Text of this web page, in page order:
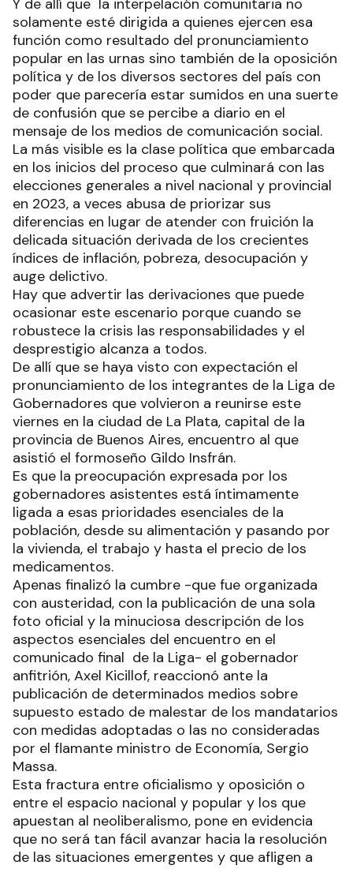
solamente esté dirigida a quienes ejercen esa
función como resultado del pronunciamiento
popular en las urnas sino también de la oposición
política y de los diversos sectores del país con
poder que parecería estar sumidos en una suerte
de confusión que se percibe a diario en el
mensaje de los medios de comunicación social.
La más visible es la clase política que embarcada
en los inicios del proceso que culminará con las
elecciones generales a nivel nacional y provincial
en 2023, a veces abusa de priorizar sus
diferencias en lugar de atender con fruición la
delicada situación derivada de los crecientes
índices de inflación, pobreza, desocupación y
auge delictivo.
Hay que advertir las derivaciones que puede
ocasionar este escenario porque cuando se
robustece la crisis las responsabilidades y el
desprestigio alcanza a todos.
De allí que se haya visto con expectación el
pronunciamiento de los integrantes de la Liga de
Gobernadores que volvieron a reunirse este
viernes en la ciudad de La Plata, capital de la
provincia de Buenos Aires, encuentro al que
asistió el formoseño Gildo Insfrán.
Es que la preocupación expresada por los
gobernadores asistentes está íntimamente
ligada a esas prioridades esenciales de la
población, desde su alimentación y pasando por
la vivienda, el trabajo y hasta el precio de los
medicamentos.
Apenas finalizó la cumbre -que fue organizada
con austeridad, con la publicación de una sola
foto oficial y la minuciosa descripción de los
aspectos esenciales del encuentro en el
comunicado final de la Liga- el gobernador
anfitrión, Axel Kicillof, reaccionó ante la
publicación de determinados medios sobre
supuesto estado de malestar de los mandatarios
con medidas adoptadas o las no consideradas
por el flamante ministro de Economía, Sergio
Massa.
Esta fractura entre oficialismo y oposición o
entre el espacio nacional y popular y los que
apuestan al neoliberalismo, pone en evidencia
que no será tan fácil avanzar hacia la resolución
de las situaciones emergentes y que afligen a